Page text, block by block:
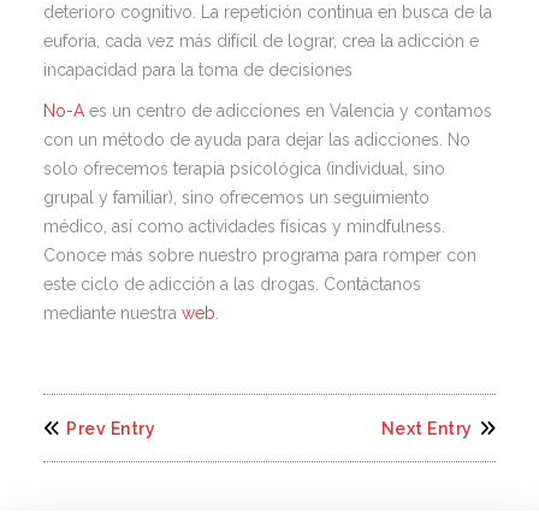
deterioro cognitivo. La repetición continua en busca de la
euforia, cada vez más difícil de lograr, crea la adicción e
incapacidad para la toma de decisiones
No-Aes un centro de adicciones en Valencia y contamos
con un método de ayuda para dejar las adicciones. No
solo ofrecemos terapia psicológica (individual, sino
grupal y familiar), sino ofrecemos un seguimiento
médico, así como actividades físicas y mindfulness.
Conoce más sobre nuestro programa para romper con
este ciclo de adicción a las drogas. Contáctanos
mediante nuestra web
Prev Entry Next Entry